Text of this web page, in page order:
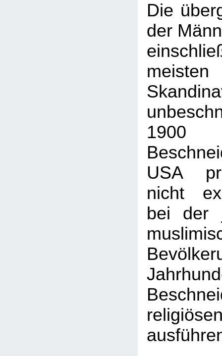
Die
der
meisten
USA
nicht
bei der